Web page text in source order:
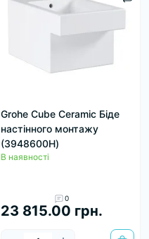
Grohe Cube Ceramic Біде
настінного монтажу
(3948600H)
В наявності
0
23 815.00 грн.